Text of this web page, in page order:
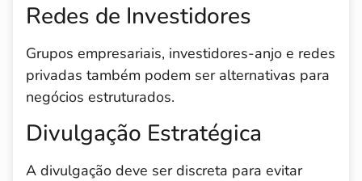
Redes de Investidores
Grupos empresariais, investidores-anjo e redes
privadas também podem ser alternativas para
negócios estruturados.
Divulgação Estratégica
A divulgação deve ser discreta para evitar